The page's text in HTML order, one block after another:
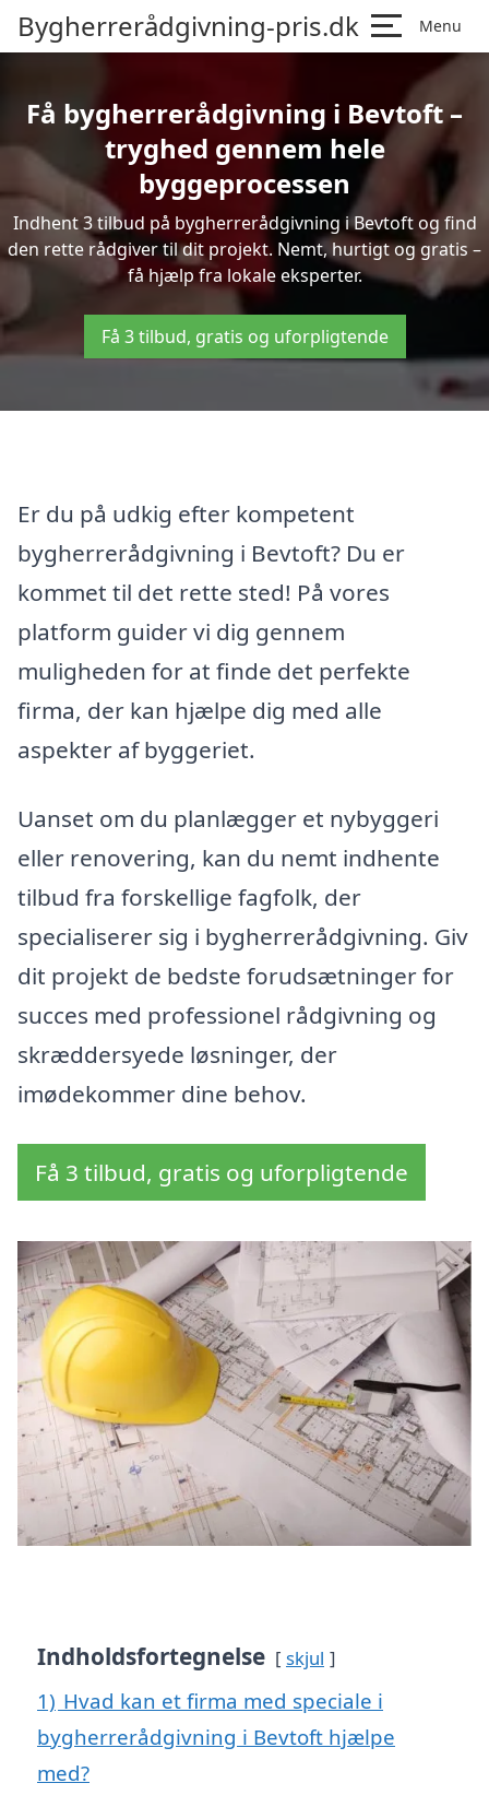
Bygherrerådgivning-pris.dk Menu
Få bygherrerådgivning i Bevtoft –
tryghed gennem hele
byggeprocessen
Indhent 3 tilbud på bygherrerådgivning i Bevtoft og find
den rette rådgiver til dit projekt. Nemt, hurtigt og gratis –
få hjælp fra lokale eksperter.
Få 3 tilbud, gratis og uforpligtende
Er du på udkig efter kompetent
bygherrerådgivning i Bevtoft? Du er
kommet til det rette sted! På vores
platform guider vi dig gennem
muligheden for at finde det perfekte
firma, der kan hjælpe dig med alle
aspekter af byggeriet.
Uanset om du planlægger et nybyggeri
eller renovering, kan du nemt indhente
tilbud fra forskellige fagfolk, der
specialiserer sig i bygherrerådgivning. Giv
dit projekt de bedste forudsætninger for
succes med professionel rådgivning og
skræddersyede løsninger, der
imødekommer dine behov.
Få 3 tilbud, gratis og uforpligtende
Indholdsfortegnelse skjul
1) Hvad kan et firma med speciale i
bygherrerådgivning i Bevtoft hjælpe
med?